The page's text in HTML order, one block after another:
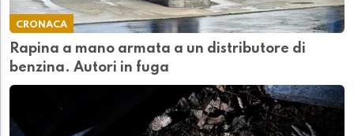
CRONACA
Rapina a mano armata a un distributore di
benzina. Autori in fuga